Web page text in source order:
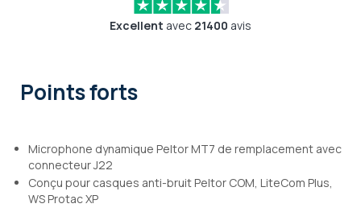
Excellent avec 21400 avis
Points forts
Microphone dynamique Peltor MT7 de remplacement avec
connecteur J22
Conçu pour casques anti-bruit Peltor COM, LiteCom Plus,
WS Protac XP